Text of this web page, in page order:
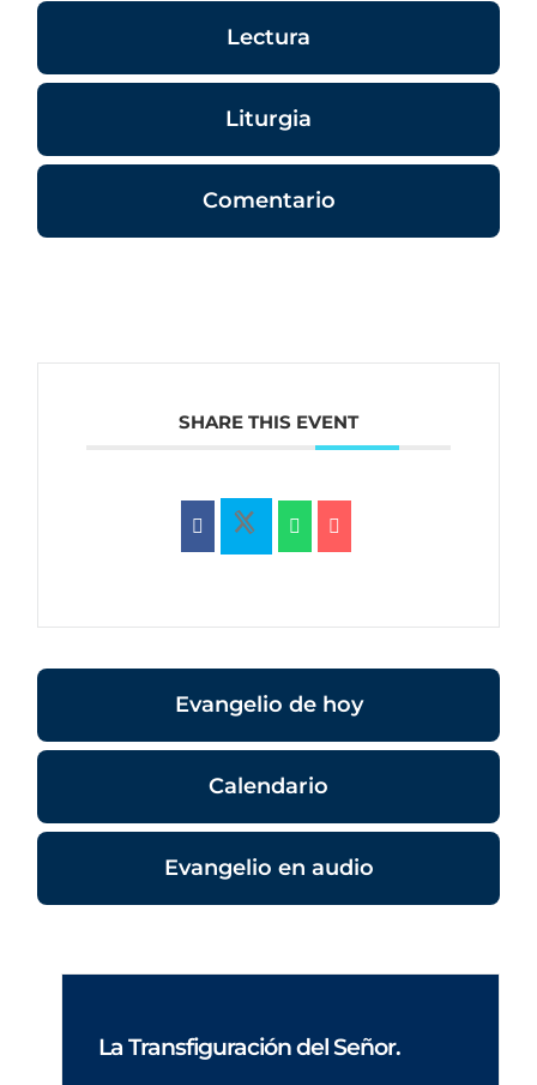
Lectura
Liturgia
Comentario
SHARE THIS EVENT
Evangelio de hoy
Calendario
Evangelio en audio
La Transfiguración del Señor.